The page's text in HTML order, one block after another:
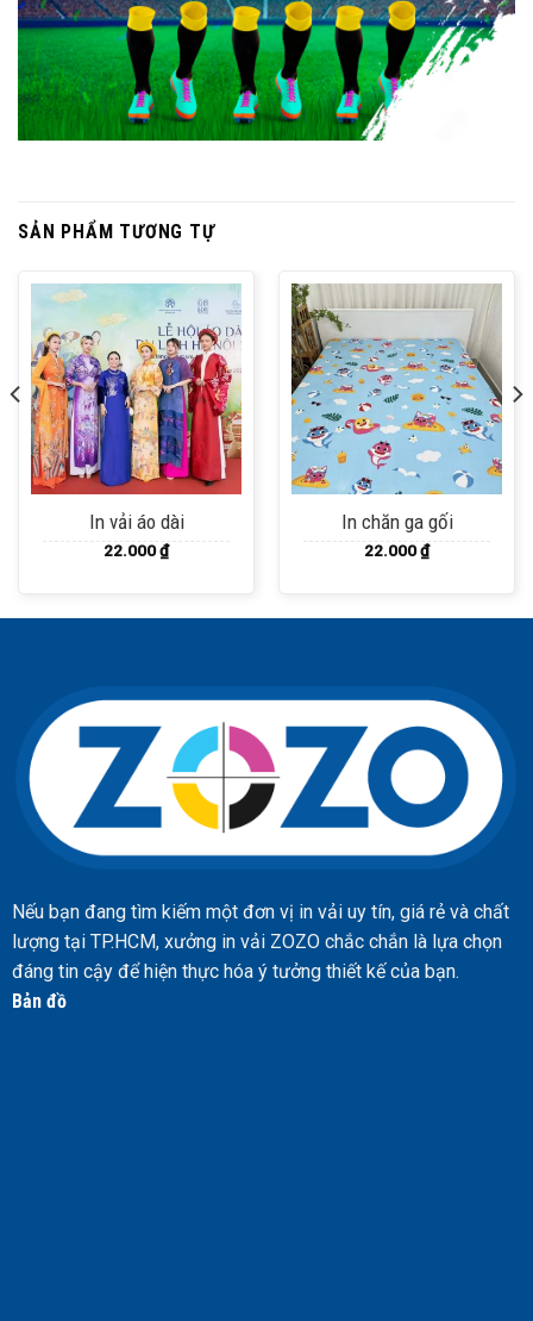
SẢN PHẨM TƯƠNG TỰ
In vải áo dài
22.000₫
In chăn ga gối
22.000₫
Nếu bạn đang tìm kiếm một đơn vị in vải uy tín, giá rẻ và chất
lượng tại TP.HCM, xưởng in vải ZOZO chắc chắn là lựa chọn
đáng tin cậy để hiện thực hóa ý tưởng thiết kế của bạn.
Bản đồ